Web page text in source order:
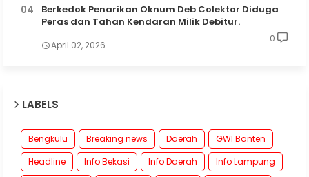
Berkedok Penarikan Oknum Deb Colektor Diduga
Peras dan Tahan Kendaran Milik Debitur.
April 02, 2026
0
LABELS
Bengkulu Breaking news Daerah
GWI Banten
Headline
Info Bekasi Info Daerah
Info Lampung